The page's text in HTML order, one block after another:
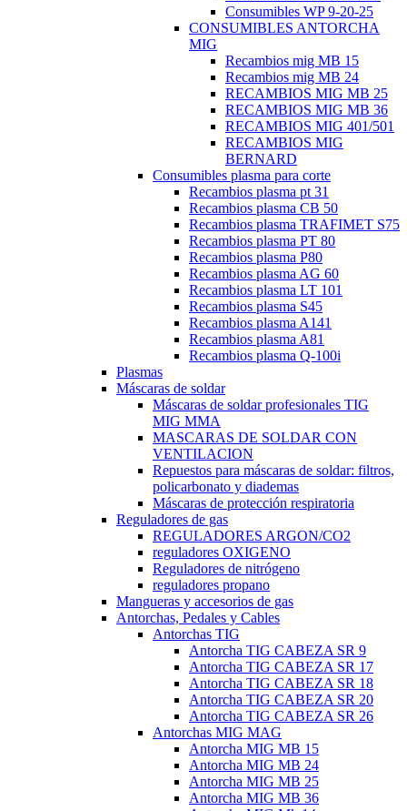
Consumibles WP 9-20-25
CONSUMIBLES ANTORCHA
MIG
Recambios mig MB 15
Recambios mig MB 24
RECAMBIOS MIG MB 25
RECAMBIOS MIG MB 36
RECAMBIOS MIG 401/501
RECAMBIOS MIG
BERNARD
Consumibles plasma para corte
Recambios plasma pt 31
Recambios plasma CB 50
Recambios plasma TRAFIMET S75
Recambios plasma PT 80
Recambios plasma P80
Recambios plasma AG 60
Recambios plasma LT 101
Recambios plasma S45
Recambios plasma A141
Recambios plasma A81
Recambios plasma Q-100i
Plasmas
Máscaras de soldar
Máscaras de soldar profesionales TIG
MIG MMA
MASCARAS DE SOLDAR CON
VENTILACION
Repuestos para máscaras de soldar: filtros,
policarbonato y diademas
Máscaras de protección respiratoria
Reguladores de gas
REGULADORES ARGON/CO2
reguladores OXIGENO
Reguladores de nitrógeno
reguladores propano
Mangueras y accesorios de gas
Antorchas, Pedales y Cables
Antorchas TIG
Antorcha TIG CABEZA SR 9
Antorcha TIG CABEZA SR 17
Antorcha TIG CABEZA SR 18
Antorcha TIG CABEZA SR 20
Antorcha TIG CABEZA SR 26
Antorchas MIG MAG
Antorcha MIG MB 15
Antorcha MIG MB 24
Antorcha MIG MB 25
Antorcha MIG MB 36